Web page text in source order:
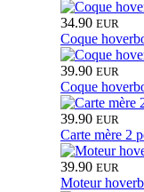
34.90 EUR
Coque
39.90 EUR
Coque
39.90 EUR
Carte mère 2
39.90 EUR
Moteur